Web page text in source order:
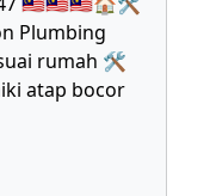
rumah 🛠
atap bocor